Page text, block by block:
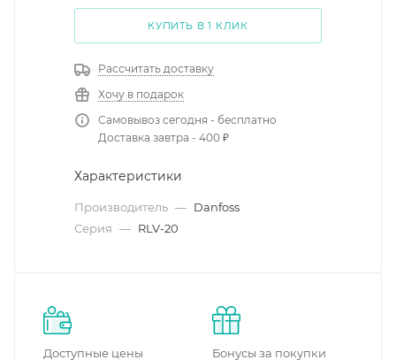
КУПИТЬ В 1 КЛИК
Рассчитать доставку
Хочу в подарок
Самовывоз сегодня - бесплатно
Доставка завтра - 400 ₽
Характеристики
Производитель — Danfoss
Серия — RLV-20
Доступные цены
Бонусы за покупки